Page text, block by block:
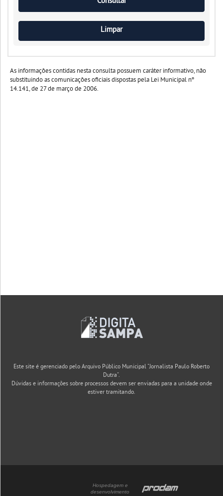
As informações contidas nesta consulta possuem caráter informativo, não
substituindo as comunicações oficiais dispostas pela Lei Municipal nº
14.141, de 27 de março de 2006.
Este site é gerenciado pelo Arquivo Público Municipal "Jornalista Paulo Roberto
Dutra".
Dúvidas e informações sobre processos devem ser enviadas para a unidade onde
estiver tramitando.
Hospedagem e
desenvolvimento